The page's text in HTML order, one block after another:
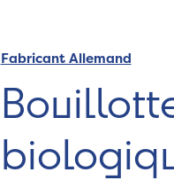
Fabricant Allemand